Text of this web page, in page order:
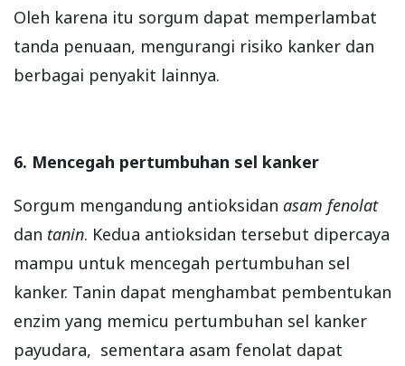
Oleh karena itu sorgum dapat memperlambat
tanda penuaan, mengurangi risiko kanker dan
berbagai penyakit lainnya.
6. Mencegah pertumbuhan sel kanker
Sorgum mengandung antioksidan asam fenolat
dan tanin. Kedua antioksidan tersebut dipercaya
mampu untuk mencegah pertumbuhan sel
kanker. Tanin dapat menghambat pembentukan
enzim yang memicu pertumbuhan sel kanker
payudara, sementara asam fenolat dapat